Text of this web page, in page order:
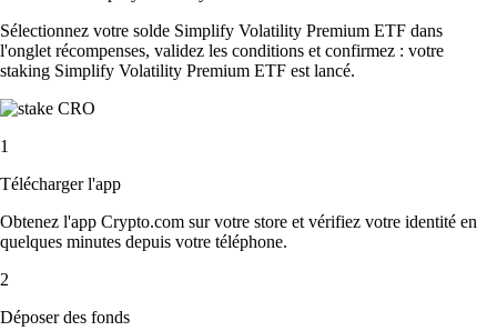
Sélectionnez votre solde Simplify Volatility Premium ETF dans
l'onglet récompenses, validez les conditions et confirmez : votre
staking Simplify Volatility Premium ETF est lancé.
1
Télécharger l'app
Obtenez l'app Crypto.com sur votre store et vérifiez votre identité en
quelques minutes depuis votre téléphone.
2
Déposer des fonds